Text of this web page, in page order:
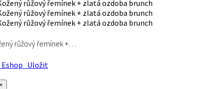
růžový řemínek +…
Uložit